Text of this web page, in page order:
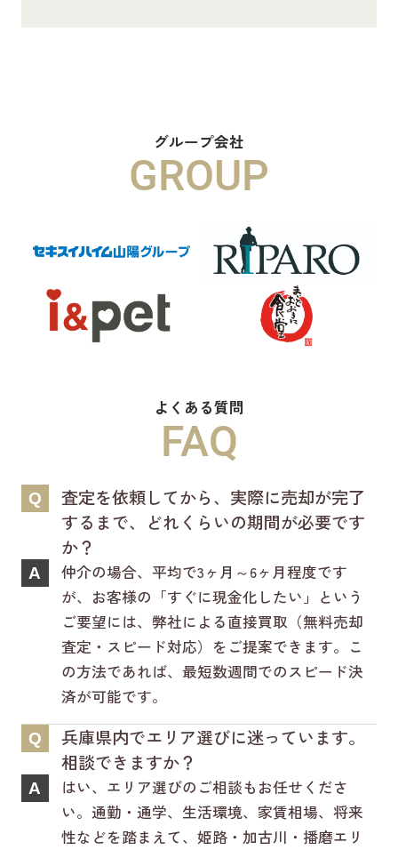
7.4万円
2026.06.29
新ホームページは検索も楽々♪スマホに
是非一度ご覧ください(^^♪
グループ会社
GROUP
よくある質問
FAQ
Q
査定を依頼してから、実際に売却が完了
するまで、どれくらいの期間が必要です
か？
A
仲介の場合、平均で3ヶ月～6ヶ月程度です
が、お客様の「すぐに現金化したい」という
ご要望には、弊社による直接買取（無料売却
査定・スピード対応）をご提案できます。こ
の方法であれば、最短数週間でのスピード決
済が可能です。
Q
兵庫県内でエリア選びに迷っています。
相談できますか？
A
はい、エリア選びのご相談もお任せくださ
い。通勤・通学、生活環境、家賃相場、将来
性などを踏まえて、姫路・加古川・播磨エリ